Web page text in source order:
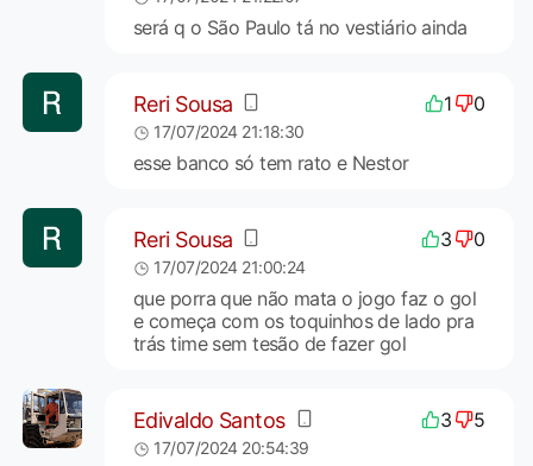
será q o São Paulo tá no vestiário ainda
Reri Sousa 1 0
17/07/2024 21:18:30
esse banco só tem rato e Nestor
Reri Sousa 3 0
17/07/2024 21:00:24
que porra que não mata o jogo faz o gol
e começa com os toquinhos de lado pra
trás time sem tesão de fazer gol
Edivaldo Santos 3 5
17/07/2024 20:54:39